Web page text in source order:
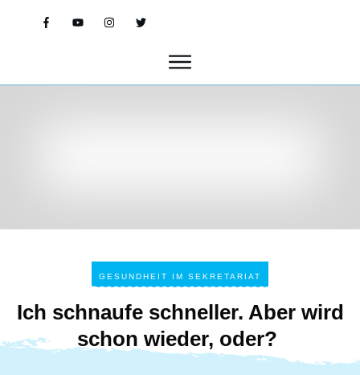
GESUNDHEIT IM SEKRETARIAT
Ich schnaufe schneller. Aber wird
schon wieder, oder?